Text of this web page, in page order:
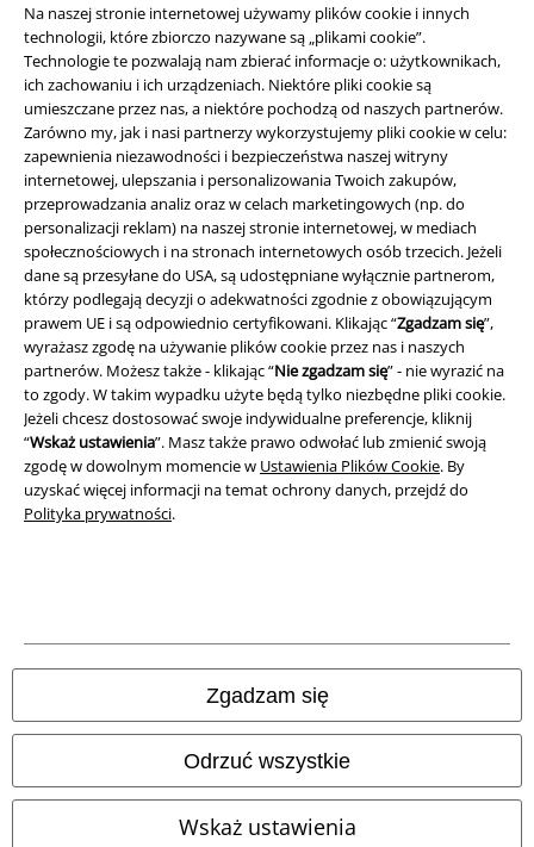
Na naszej stronie internetowej używamy plików cookie i innych
technologii, które zbiorczo nazywane są „plikami cookie”.
Technologie te pozwalają nam zbierać informacje o: użytkownikach,
ich zachowaniu i ich urządzeniach. Niektóre pliki cookie są
umieszczane przez nas, a niektóre pochodzą od naszych partnerów.
Zarówno my, jak i nasi partnerzy wykorzystujemy pliki cookie w celu:
zapewnienia niezawodności i bezpieczeństwa naszej witryny
internetowej, ulepszania i personalizowania Twoich zakupów,
przeprowadzania analiz oraz w celach marketingowych (np. do
personalizacji reklam) na naszej stronie internetowej, w mediach
społecznościowych i na stronach internetowych osób trzecich. Jeżeli
dane są przesyłane do USA, są udostępniane wyłącznie partnerom,
którzy podlegają decyzji o adekwatności zgodnie z obowiązującym
prawem UE i są odpowiednio certyfikowani. Klikając “Zgadzam się”,
wyrażasz zgodę na używanie plików cookie przez nas i naszych
partnerów. Możesz także - klikając “Nie zgadzam się” - nie wyrazić na
to zgody. W takim wypadku użyte będą tylko niezbędne pliki cookie.
Jeżeli chcesz dostosować swoje indywidualne preferencje, kliknij
“Wskaż ustawienia”. Masz także prawo odwołać lub zmienić swoją
zgodę w dowolnym momencie w Ustawienia Plików Cookie. By
uzyskać więcej informacji na temat ochrony danych, przejdź do
Polityka prywatności.
Zgadzam się
Odrzuć wszystkie
Wskaż ustawienia
Informacje prawne
Regulamin
Dane firmy
Polityka prywatności
Unieszkodliwianie odpadów i ochrona środowiska
Deklaracja Zgodności
Informacje dotyczące dostępności
Ustawienia Plików Cookie
Skorzystaj z prawa do odstąpienia od umowy
Sklepy internetowe EMP
EMP International